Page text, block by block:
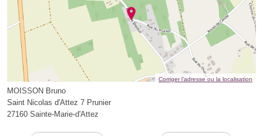
Corriger l’adresse ou la localisation
MOISSON Bruno
Saint Nicolas d'Attez 7 Prunier
27160 Sainte-Marie-d'Attez